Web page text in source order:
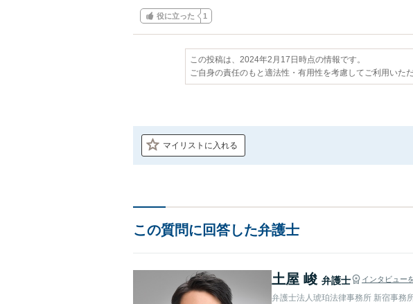
役に立った 1
この投稿は、2024年2月17日時点の情報です。
ご自身の責任のもと適法性・有用性を考慮してご利用いた
マイリストに入れる
この質問に回答した弁護士
土屋 峻 弁護士 インタビュー
弁護士法人琥珀法律事務所 新宿事務